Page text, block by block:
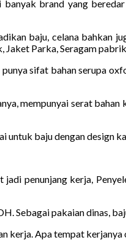
brand yang
baju, celana bahkan
Parka, Seragam
sifat bahan serupa
mempunyai serat
baju dengan design
penunjang kerja,
Sebagai pakaian dinas,
kerja. Apa tempat